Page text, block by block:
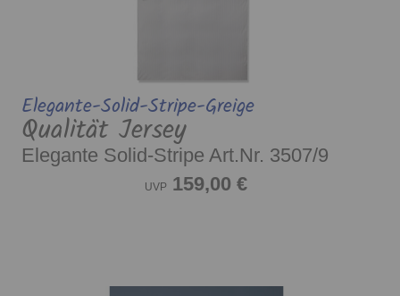
Elegante-Solid-Stripe-Greige
Qualität Jersey
Elegante Solid-Stripe Art.Nr. 3507/9
UVP 159,00 €